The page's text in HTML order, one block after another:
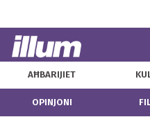
AĦBARIJIET
OPINJONI